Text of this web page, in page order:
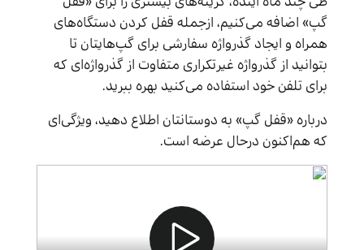
گپ» اضافه می‌کنیم، ازجمله قفل کردن دستگاه‌های
همراه و ایجاد گذرواژه سفارشی برای گپ‌هایتان تا
بتوانید از گذرواژه غیرتکراری متفاوت از گذرواژه‌ای که
برای تلفن خود استفاده می‌کنید بهره ببرید.
درباره «قفل گپ» به دوستانتان اطلاع دهید، ویژگی‌ای
که هم‌اکنون درحال عرضه است.